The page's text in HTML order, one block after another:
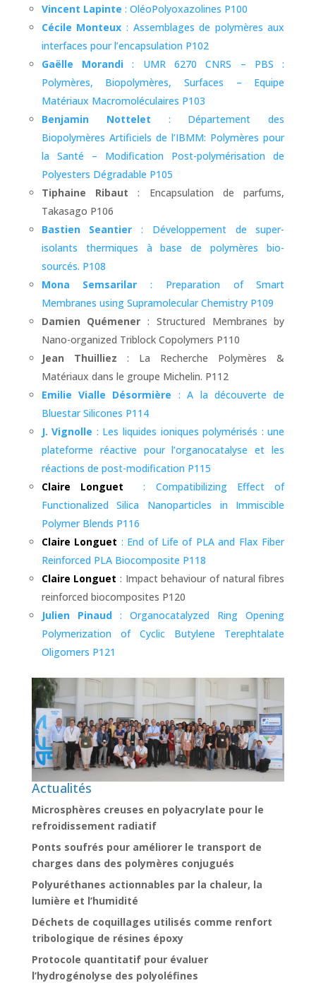
Vincent Lapinte : OléoPolyoxazolines P100
Cécile Monteux : Assemblages de polymères aux
interfaces pour l’encapsulation P102
Gaëlle Morandi : UMR 6270 CNRS – PBS :
Polymères, Biopolymères, Surfaces – Equipe
Matériaux Macromoléculaires P103
Benjamin Nottelet : Département des
Biopolymères Artificiels de l’IBMM: Polymères pour
la Santé – Modification Post-polymérisation de
Polyesters Dégradable P105
Tiphaine Ribaut : Encapsulation de parfums,
Takasago P106
Bastien Seantier : Développement de super-
isolants thermiques à base de polymères bio-
sourcés. P108
Mona Semsarilar : Preparation of Smart
Membranes using Supramolecular Chemistry P109
Damien Quémener : Structured Membranes by
Nano-organized Triblock Copolymers P110
Jean Thuilliez : La Recherche Polymères &
Matériaux dans le groupe Michelin. P112
Emilie Vialle Désormière : A la découverte de
Bluestar Silicones P114
J. Vignolle : Les liquides ioniques polymérisés : une
plateforme réactive pour l’organocatalyse et les
réactions de post-modification P115
Claire Longuet : Compatibilizing Effect of
Functionalized Silica Nanoparticles in Immiscible
Polymer Blends P116
Claire Longuet : End of Life of PLA and Flax Fiber
Reinforced PLA Biocomposite P118
Claire Longuet : Impact behaviour of natural fibres
reinforced biocomposites P120
Julien Pinaud : Organocatalyzed Ring Opening
Polymerization of Cyclic Butylene Terephtalate
Oligomers P121
Actualités
Microsphères creuses en polyacrylate pour le
refroidissement radiatif
Ponts soufrés pour améliorer le transport de
charges dans des polymères conjugués
Polyuréthanes actionnables par la chaleur, la
lumière et l’humidité
Déchets de coquillages utilisés comme renfort
tribologique de résines époxy
Protocole quantitatif pour évaluer
l’hydrogénolyse des polyoléfines